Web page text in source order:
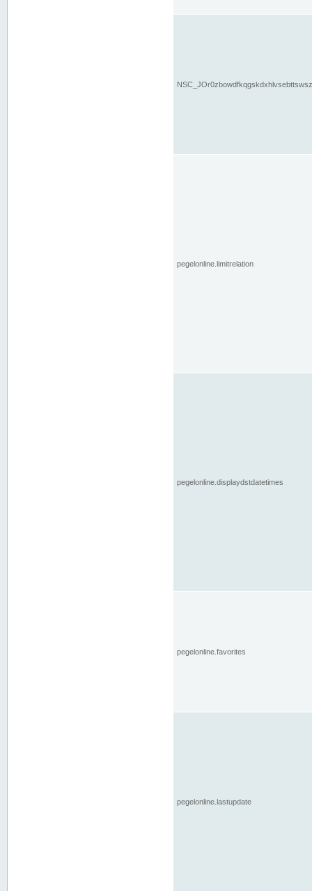
pegelonline.limitrelation
pegelonline.displaydstdatetimes
pegelonline.favorites
pegelonline.lastupdate